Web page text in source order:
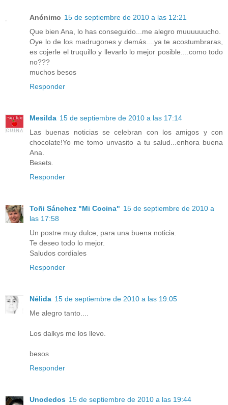
Anónimo 15 de septiembre de 2010 a las 12:21
Que bien Ana, lo has conseguido...me alegro muuuuuucho.
Oye lo de los madrugones y demás....ya te acostumbraras,
es cojerle el truquillo y llevarlo lo mejor posible....como todo
no???
muchos besos
Responder
Mesilda 15 de septiembre de 2010 a las 17:14
Las buenas noticias se celebran con los amigos y con
chocolate!Yo me tomo unvasito a tu salud...enhora buena
Ana.
Besets.
Responder
Toñi Sánchez "Mi Cocina" 15 de septiembre de 2010 a
las 17:58
Un postre muy dulce, para una buena noticia.
Te deseo todo lo mejor.
Saludos cordiales
Responder
Nélida 15 de septiembre de 2010 a las 19:05
Me alegro tanto....
Los dalkys me los llevo.
besos
Responder
Unodedos 15 de septiembre de 2010 a las 19:44